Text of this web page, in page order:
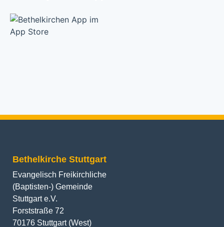
Evangelisch Freikirchliche
(Baptisten-) Gemeinde
Stuttgart e.V.
Forststraße 72
70176 Stuttgart (West)